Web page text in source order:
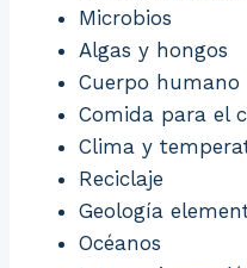
Microbios
Algas y hongos
Cuerpo humano
Comida para el
Clima y
Reciclaje
Geología
Océanos